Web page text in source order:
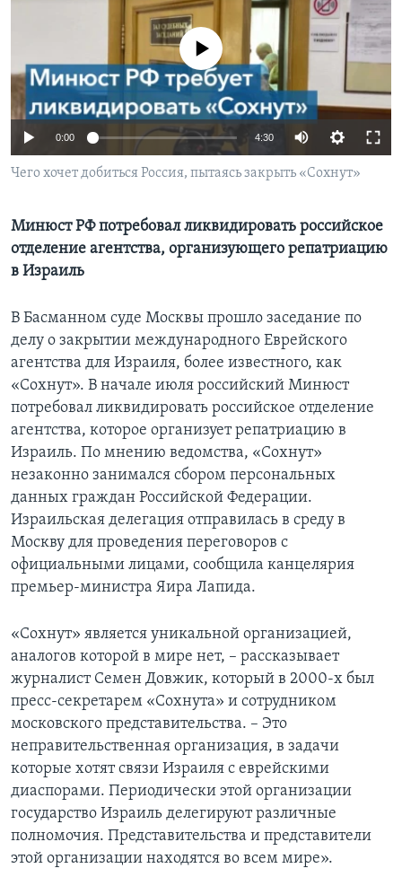
СОЦИАЛЬНЫЕ СЕТИ
No media source currently available
0:00 4:30
Чего хочет добиться Россия, пытаясь закрыть «Сохнут»
Минюст РФ потребовал ликвидировать российское
отделение агентства, организующего репатриацию
в Израиль
В Басманном суде Москвы прошло заседание по
делу о закрытии международного Еврейского
агентства для Израиля, более известного, как
«Сохнут». В начале июля российский Минюст
потребовал ликвидировать российское отделение
агентства, которое организует репатриацию в
Израиль. По мнению ведомства, «Сохнут»
незаконно занимался сбором персональных
данных граждан Российской Федерации.
Израильская делегация отправилась в среду в
Москву для проведения переговоров с
официальными лицами, сообщила канцелярия
премьер-министра Яира Лапида.
«Сохнут» является уникальной организацией,
аналогов которой в мире нет, – рассказывает
журналист Семен Довжик, который в 2000-х был
пресс-секретарем «Сохнута» и сотрудником
московского представительства. – Это
неправительственная организация, в задачи
которые хотят связи Израиля с еврейскими
диаспорами. Периодически этой организации
государство Израиль делегируют различные
полномочия. Представительства и представители
этой организации находятся во всем мире».